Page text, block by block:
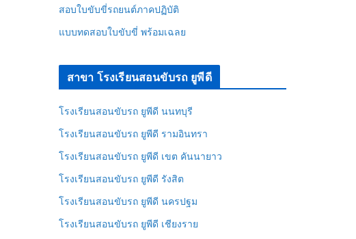
สอบใบขับขี่รถยนต์ภาคปฏิบัติ
แบบทดสอบใบขับขี่ พร้อมเฉลย
สาขา โรงเรียนสอนขับรถ ยูพีดี
โรงเรียนสอนขับรถ ยูพีดี นนทบุรี
โรงเรียนสอนขับรถ ยูพีดี รามอินทรา
โรงเรียนสอนขับรถ ยูพีดี เขต คันนายาว
โรงเรียนสอนขับรถ ยูพีดี รังสิต
โรงเรียนสอนขับรถ ยูพีดี นครปฐม
โรงเรียนสอนขับรถ ยูพีดี เชียงราย